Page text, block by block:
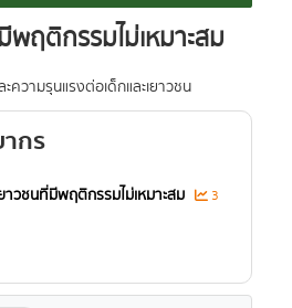
พฤติกรรมไม่เหมาะสม
ความรุนแรงต่อเด็กและเยาวชน
กร
าวชนที่มีพฤติกรรมไม่เหมาะสม
3